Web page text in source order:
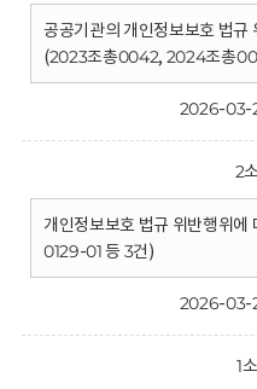
공공기관의 개인정보보호 법규
(2023조총0042, 2024조총
2026-03-
2
개인정보보호 법규 위반행위
0129-01 등 3건)
2026-03-
1